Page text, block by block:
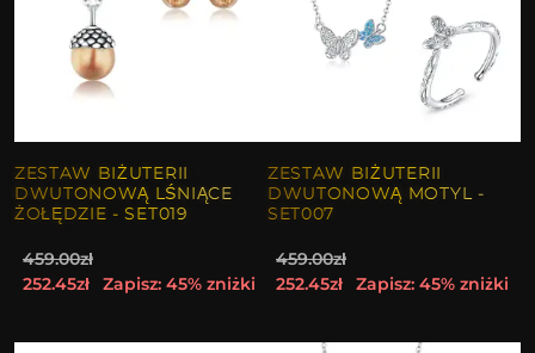
ZESTAW BIŻUTERII
DWUTONOWĄ LŚNIĄCE
ŻOŁĘDZIE - SET019
459.00zł
252.45zł
Zapisz: 45% zniżki
ZESTAW BIŻUTERII
DWUTONOWĄ MOTYL -
SET007
459.00zł
252.45zł
Zapisz: 45% zniżki